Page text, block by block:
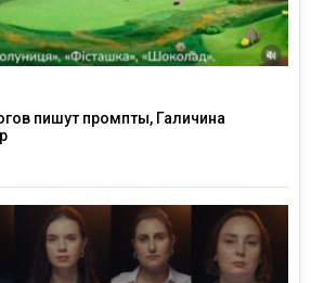
пишут промпты, Галичина